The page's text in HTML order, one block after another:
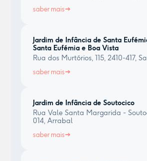
saber mais
Jardim de Infância de Santa
Santa Eufémia e Boa Vista
Rua dos Murtórios, 115, 2410-417,
saber mais
Jardim de Infância de Soutocico
Rua Vale Santa Margarida -
014, Arrabal
saber mais